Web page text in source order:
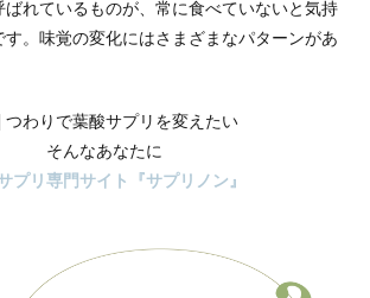
ばれているものが、常に食べていないと気持
す。味覚の変化にはさまざまなパターンがあ
つわりで葉酸サプリを変えたい
そんなあなたに
プリ専門サイト『サプリノン』